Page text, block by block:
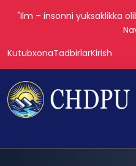
"Ilm – insonni yuksaklikka
KutubxonaTadbirlarKirish